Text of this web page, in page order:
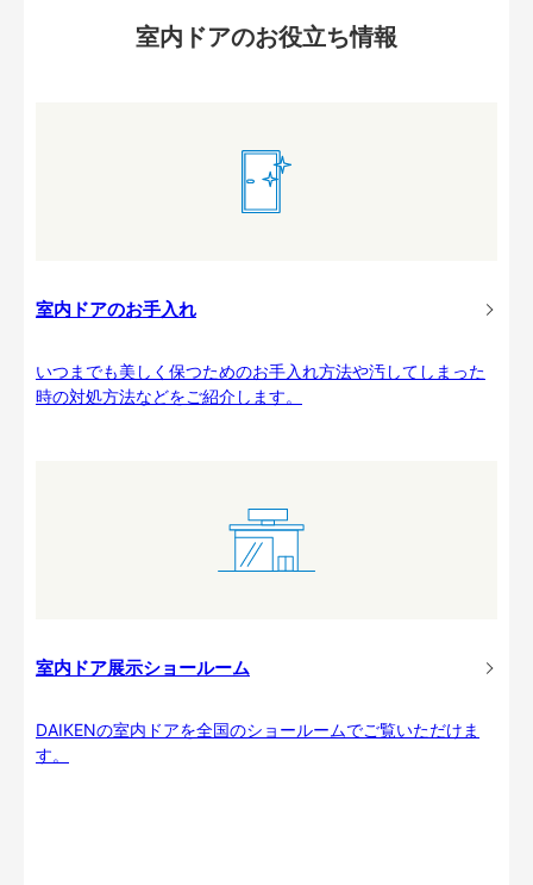
室内ドアのお役立ち情報
室内ドアのお手入れ
いつまでも美しく保つためのお手入れ方法や汚してしまった
時の対処方法などをご紹介します。
室内ドア展示ショールーム
DAIKENの室内ドアを全国のショールームでご覧いただけま
す。